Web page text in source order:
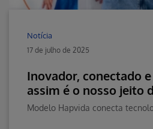
Notícia
17 de julho de 2025
Inovador, conectado
assim é o nosso jeito